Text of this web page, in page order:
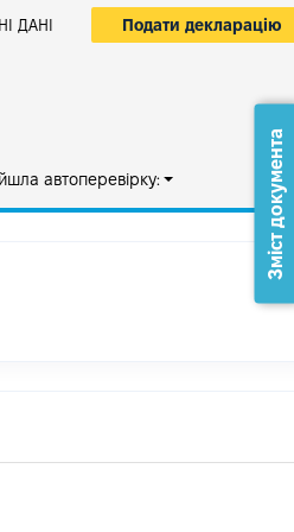
ДАНІ Подати декларацію
автоперевірку: Зміст документа